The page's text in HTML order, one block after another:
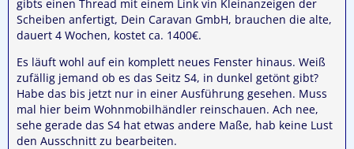
gibts einen Thread mit einem Link vin Kleinanzeigen der
Scheiben anfertigt, Dein Caravan GmbH, brauchen die alte,
dauert 4 Wochen, kostet ca. 1400€.
Es läuft wohl auf ein komplett neues Fenster hinaus. Weiß
zufällig jemand ob es das Seitz S4, in dunkel getönt gibt?
Habe das bis jetzt nur in einer Ausführung gesehen. Muss
mal hier beim Wohnmobilhändler reinschauen. Ach nee,
sehe gerade das S4 hat etwas andere Maße, hab keine Lust
den Ausschnitt zu bearbeiten.